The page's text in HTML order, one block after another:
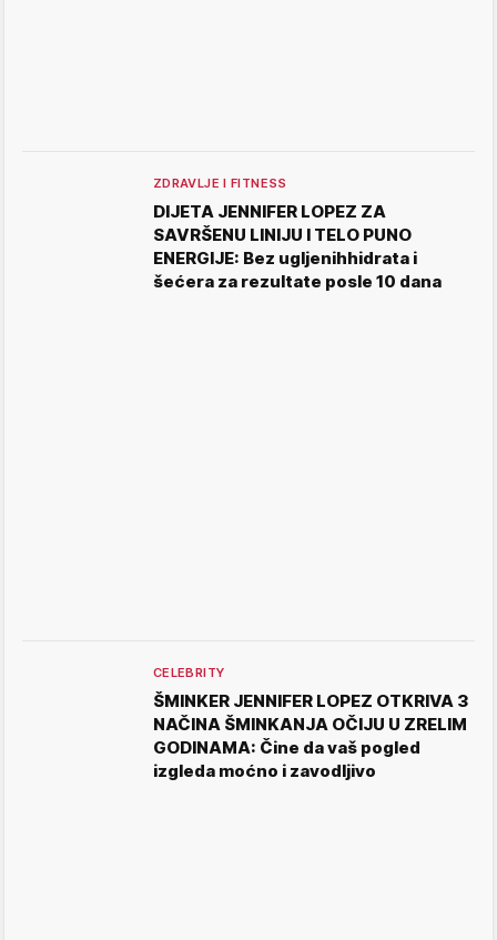
ZDRAVLJE I FITNESS
DIJETA JENNIFER LOPEZ ZA
SAVRŠENU LINIJU I TELO PUNO
ENERGIJE: Bez ugljenihhidrata i
šećera za rezultate posle 10 dana
CELEBRITY
ŠMINKER JENNIFER LOPEZ OTKRIVA 3
NAČINA ŠMINKANJA OČIJU U ZRELIM
GODINAMA: Čine da vaš pogled
izgleda moćno i zavodljivo